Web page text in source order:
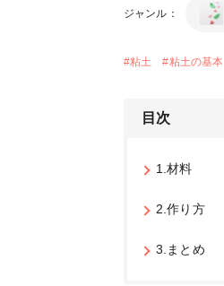
ジャンル：
#粘土 #粘土の基本
目次
1.材料
2.作り方
3.まとめ